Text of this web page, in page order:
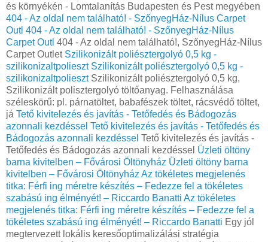
és környékén - Lomtalanítás Budapesten és Pest megyében
404 - Az oldal nem található! - SzőnyegHáz-Nílus Carpet
Outl 404 - Az oldal nem található! - SzőnyegHáz-Nílus
Carpet Outl 404 - Az oldal nem található!, SzőnyegHáz-Nílus
Carpet Outlet Szilikonizált poliésztergolyó 0,5 kg -
szilikonizaltpolieszt Szilikonizált poliésztergolyó 0,5 kg -
szilikonizaltpoliesztSzilikonizált poliésztergolyó 0,5 kg,
Szilikonizált polisztergolyó töltőanyag. Felhasználása
széleskörű: pl. párnatöltet, babafészek töltet, rácsvédő töltet,
já Tető kivitelezés és javítás - Tetőfedés és Bádogozás
azonnali kezdéssel Tető kivitelezés és javítás - Tetőfedés és
Bádogozás azonnali kezdéssel Tető kivitelezés és javítás -
Tetőfedés és Bádogozás azonnali kezdéssel Üzleti öltöny
barna kivitelben – Fővárosi Öltönyház Üzleti öltöny barna
kivitelben – Fővárosi Öltönyház Az tökéletes megjelenés
titka: Férfi ing méretre készítés – Fedezze fel a tökéletes
szabású ing élményét! – Riccardo Banatti Az tökéletes
megjelenés titka: Férfi ing méretre készítés – Fedezze fel a
tökéletes szabású ing élményét! – Riccardo Banatti Egy jól
megtervezett lokális keresőoptimalizálási stratégia